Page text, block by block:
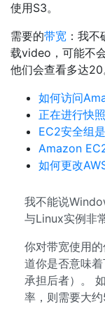
使用S3。
需要的带宽 ：我
载video，可能不
他们会查看多达20
如何访问
正在进行快
EC2安全组
Amazon
如何更改
我不能说
与Linux实例非
你对带宽使用
道你是否意味
承担后者）。
率，则需要大